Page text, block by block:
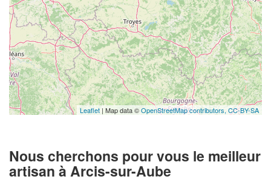
Leaflet | Map data ©OpenStreetMap contributors, CC-BY-SA
Nous cherchons pour vous le meilleur
artisan à Arcis-sur-Aube